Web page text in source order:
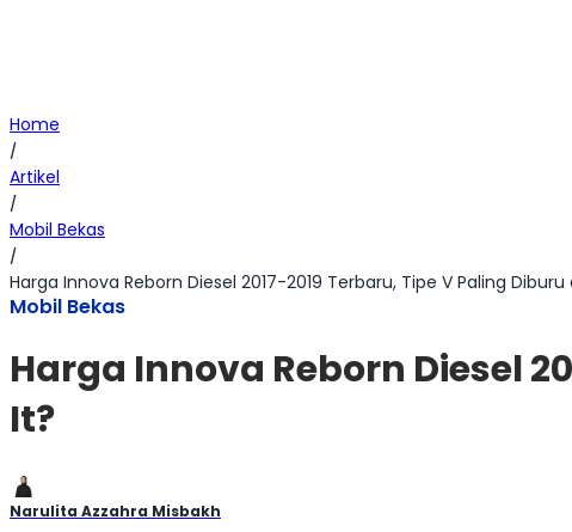
Home
/
Artikel
/
Mobil Bekas
/
Harga Innova Reborn Diesel 2017-2019 Terbaru, Tipe V Paling
Mobil Bekas
Harga Innova Reborn Diesel
It?
Narulita Azzahra Misbakh